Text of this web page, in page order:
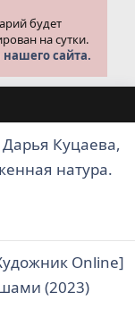
будет
на сутки.
нашего сайта.
Куцаева,
натура.
Online]
(2023)